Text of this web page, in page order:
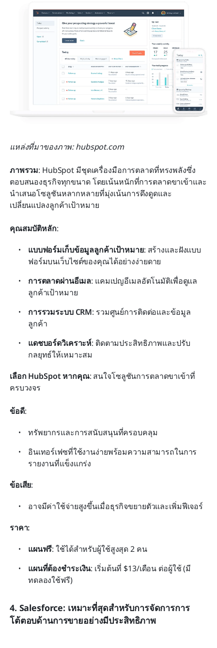
แหล่งที่มาของภาพ: hubspot.com
ภาพรวม: HubSpot มีชุดเครื่องมือการตลาดที่ทรงพลังซึ่ง
ตอบสนองธุรกิจทุกขนาด โดยเน้นหนักที่การตลาดขาเข้าและ
นำเสนอโซลูชันหลากหลายที่มุ่งเน้นการดึงดูดและ
เปลี่ยนแปลงลูกค้าเป้าหมาย
คุณสมบัติหลัก:
แบบฟอร์มเก็บข้อมูลลูกค้าเป้าหมาย: สร้างและฝังแบบ
ฟอร์มบนเว็บไซต์ของคุณได้อย่างง่ายดาย
การตลาดผ่านอีเมล: แคมเปญอีเมลอัตโนมัติเพื่อดูแล
ลูกค้าเป้าหมาย
การรวมระบบ CRM: รวมศูนย์การติดต่อและข้อมูล
ลูกค้า
แดชบอร์ดวิเคราะห์: ติดตามประสิทธิภาพและปรับ
กลยุทธ์ให้เหมาะสม
เลือก HubSpot หากคุณ: สนใจโซลูชันการตลาดขาเข้าที่
ครบวงจร
ข้อดี:
ทรัพยากรและการสนับสนุนที่ครอบคลุม
อินเทอร์เฟซที่ใช้งานง่ายพร้อมความสามารถในการ
รายงานที่แข็งแกร่ง
ข้อเสีย:
อาจมีค่าใช้จ่ายสูงขึ้นเมื่อธุรกิจขยายตัวและเพิ่มฟีเจอร์
ราคา:
แผนฟรี: ใช้ได้สำหรับผู้ใช้สูงสุด 2 คน
แผนที่ต้องชำระเงิน: เริ่มต้นที่ $13/เดือน ต่อผู้ใช้ (มี
ทดลองใช้ฟรี)
4. Salesforce: เหมาะที่สุดสำหรับการจัดการการ
โต้ตอบด้านการขายอย่างมีประสิทธิภาพ